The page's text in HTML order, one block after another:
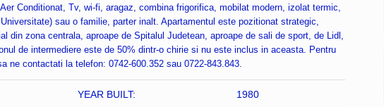
Conditionat, Tv, wi-fi, aragaz, combina frigorifica, mobilat modern, izolat termic,
sau o familie, parter inalt. Apartamentul este pozitionat strategic,
din zona centrala, aproape de Spitalul Judetean, aproape de sali de sport, de Lidl,
de intermediere este de 50% dintr-o chirie si nu este inclus in aceasta. Pentru
ne contactati la telefon: 0742-600.352 sau 0722-843.843.
YEAR BUILT: 1980